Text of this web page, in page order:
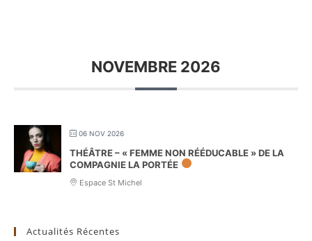
NOVEMBRE 2026
06 NOV 2026
THÉÂTRE – « FEMME NON RÉÉDUCABLE » DE LA
COMPAGNIE LA PORTÉE
Espace St Michel
Actualités Récentes